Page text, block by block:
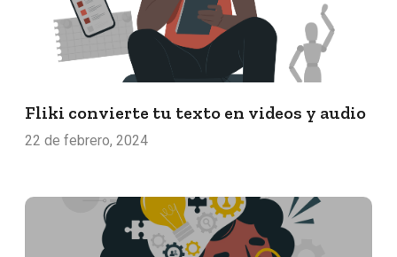
Fliki convierte tu texto en videos y audio
22 de febrero, 2024